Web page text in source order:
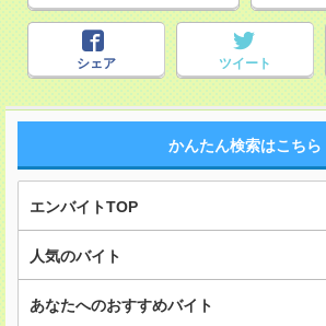
シェア ツイート
かんたん検索はこちら
エンバイトTOP
人気のバイト
あなたへのおすすめバイト